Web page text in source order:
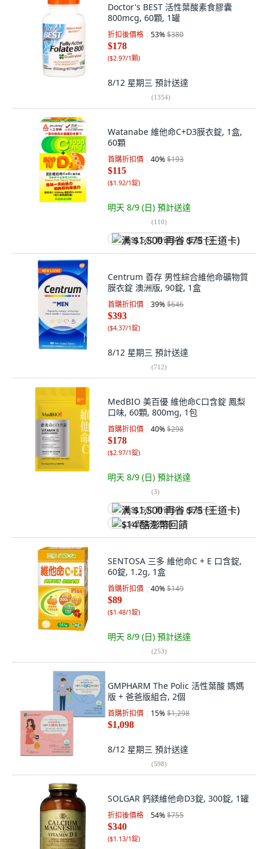
Doctor's BEST 活性葉酸素食膠囊
800mcg, 60顆, 1罐
折扣後價格 53%$380
$178
($2.97/1顆)
8/12 星期三 預計送達
(1354)
Watanabe 維他命C+D3膜衣錠, 1盒,
60顆
首購折扣價 40%$193
$115
($1.92/1錠)
明天 8/9 (日) 預計送達
(110)
满 $1,500 再省 $75 (王道卡)
Centrum 善存 男性綜合維他命礦物質
膜衣錠 澳洲版, 90錠, 1盒
首購折扣價 39%$646
$393
($4.37/1錠)
8/12 星期三 預計送達
(712)
MedBIO 美百優 維他命C口含錠 鳳梨
口味, 60顆, 800mg, 1包
首購折扣價 40%$298
$178
($2.97/1錠)
明天 8/9 (日) 預計送達
(3)
满 $1,500 再省 $75 (王道卡)
$14 酷澎幣回饋
SENTOSA 三多 維他命C + E 口含錠,
60錠, 1.2g, 1盒
首購折扣價 40%$149
$89
($1.48/1錠)
明天 8/9 (日) 預計送達
(253)
GMPHARM The Polic 活性葉酸 媽媽
版 + 爸爸版組合, 2個
首購折扣價 15%$1,298
$1,098
8/12 星期三 預計送達
(598)
SOLGAR 鈣鎂維他命D3錠, 300錠, 1罐
折扣後價格 54%$755
$340
($1.13/1錠)